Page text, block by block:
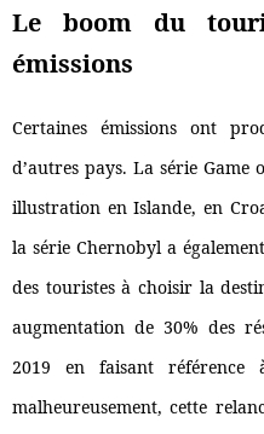
Le boom du
émissions
Certaines émissions ont
d’autres pays. La série
illustration en Islande, en
la série Chernobyl a
des touristes à choisir la
augmentation de 30% des
2019 en faisant référence
malheureusement, cette